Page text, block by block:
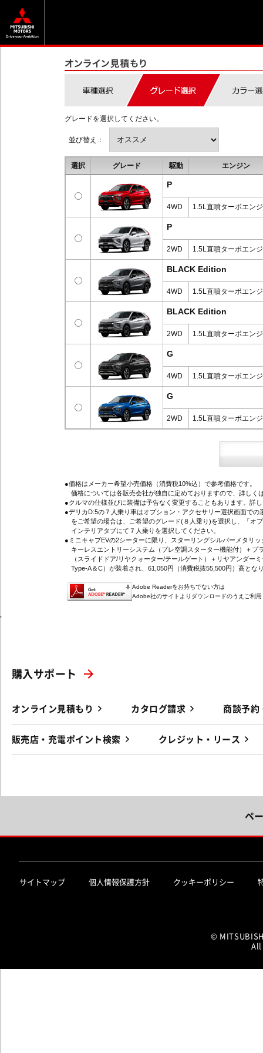
グレードを選択してください。
並び替え：
選択 グレード 駆動 エンジン
P
4WD 1.5L直噴ターボエン
P
2WD 1.5L直噴ターボエン
BLACK Edition
4WD 1.5L直噴ターボエン
BLACK Edition
2WD 1.5L直噴ターボエン
G
4WD 1.5L直噴ターボエン
G
2WD 1.5L直噴ターボエン
●価格はメーカー希望小売価格（消費税10%込）で参考価格です。
価格については各販売会社が独自に定めておりますので、詳しく
●クルマの仕様並びに装備は予告なく変更することもあります。詳
●デリカD:5の７人乗り車はオプション・アクセサリー選択画面での
をご希望の場合は、ご希望のグレード(８人乗り)を選択し、「オ
インテリアタブにて７人乗りを選択してください。
●ミニキャブEVの2シーターに限り、スターリングシルバーメタリ
キーレスエントリーシステム（プレ空調スターター機能付）＋プ
（スライドドア/リヤクォーター/テールゲート）＋リヤアンダー
Type-A＆C）が装着され、61,050円（消費税抜55,500円）高とな
Adobe Readerをお持ちでない方は
Adobe社のサイトよりダウンロードのうえご利
'
購入サポート
オンライン見積もり カタログ請求 商談予約
販売店・充電ポイント検索 クレジット・リース
ペ
サイトマップ 個人情報保護方針 クッキーポリシー
©
All